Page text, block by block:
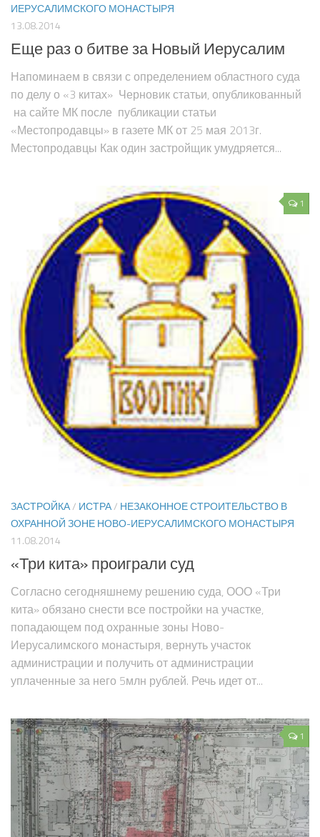
ИЕРУСАЛИМСКОГО МОНАСТЫРЯ
13.08.2014
Еще раз о битве за Новый Иерусалим
Напоминаем в связи с определением областного суда
по делу о «3 китах» Черновик статьи, опубликованный
на сайте МК после публикации статьи
«Местопродавцы» в газете МК от 25 мая 2013г.
Местопродавцы Как один застройщик умудряется...
1
ЗАСТРОЙКА/ ИСТРА/ НЕЗАКОННОЕ СТРОИТЕЛЬСТВО В
ОХРАННОЙ ЗОНЕ НОВО-ИЕРУСАЛИМСКОГО МОНАСТЫРЯ
11.08.2014
«Три кита» проиграли суд
Согласно сегодняшнему решению суда, ООО «Три
кита» обязано снести все постройки на участке,
попадающем под охранные зоны Ново-
Иерусалимского монастыря, вернуть участок
администрации и получить от администрации
уплаченные за него 5млн рублей. Речь идет от...
1